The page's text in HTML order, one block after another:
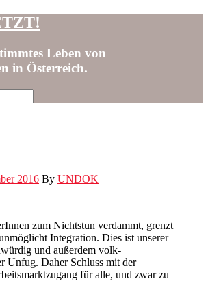
Leben von
in Österreich.
2016 By UNDOK
zum Nicht­stun ver­dammt, gren­zt
Inte­gra­tion. Dies ist unser­er
und außer­dem volk­
Unfug. Daher Schluss mit der
für alle, und zwar zu